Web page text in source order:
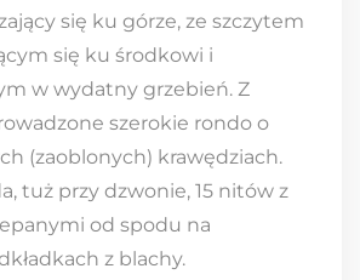
się ku górze, ze szczytem
się ku środkowi i
w wydatny grzebień. Z
szerokie rondo o
(zaoblonych) krawędziach.
tuż przy dzwonie, 15 nitów z
od spodu na
z blachy.